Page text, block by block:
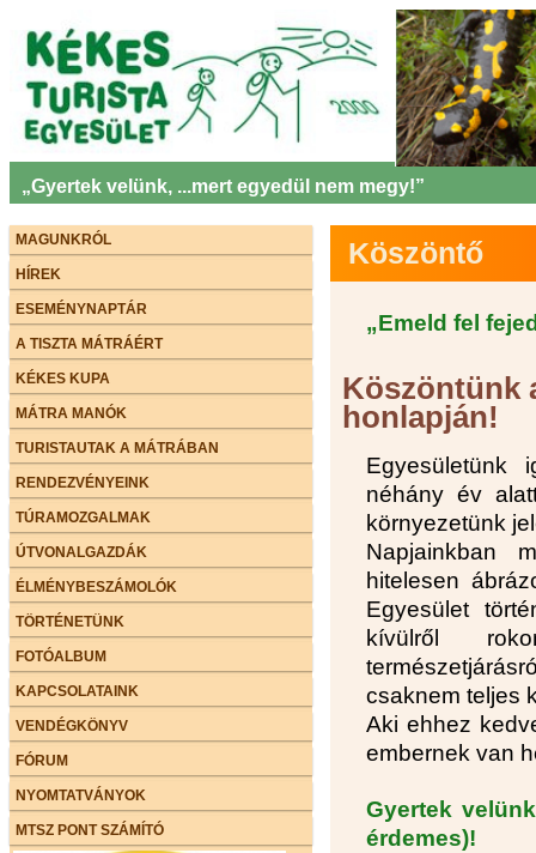
„Gyertek velünk, ...mert egyedül nem megy!”
MAGUNKRÓL
HÍREK
ESEMÉNYNAPTÁR
A TISZTA MÁTRÁÉRT
KÉKES KUPA
MÁTRA MANÓK
TURISTAUTAK A MÁTRÁBAN
RENDEZVÉNYEINK
TÚRAMOZGALMAK
ÚTVONALGAZDÁK
ÉLMÉNYBESZÁMOLÓK
TÖRTÉNETÜNK
FOTÓALBUM
KAPCSOLATAINK
VENDÉGKÖNYV
FÓRUM
NYOMTATVÁNYOK
MTSZ PONT SZÁMÍTÓ
Köszöntő
„Emeld fel
Köszöntünk
honlapján!
Egyesületünk
néhány év
környezetünk
Napjainkban
hitelesen
Egyesület
kívülről
csaknem teljes
Aki ehhez
embernek van
Gyertek
érdemes)!